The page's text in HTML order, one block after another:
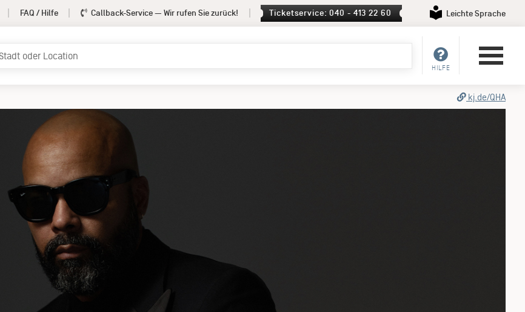
FAQ / Hilfe Callback-Service — Wir rufen Sie zurück! Ticketservice: 040 - 413 22 60 Leichte Sprache
HILFE
kj.de/QHA